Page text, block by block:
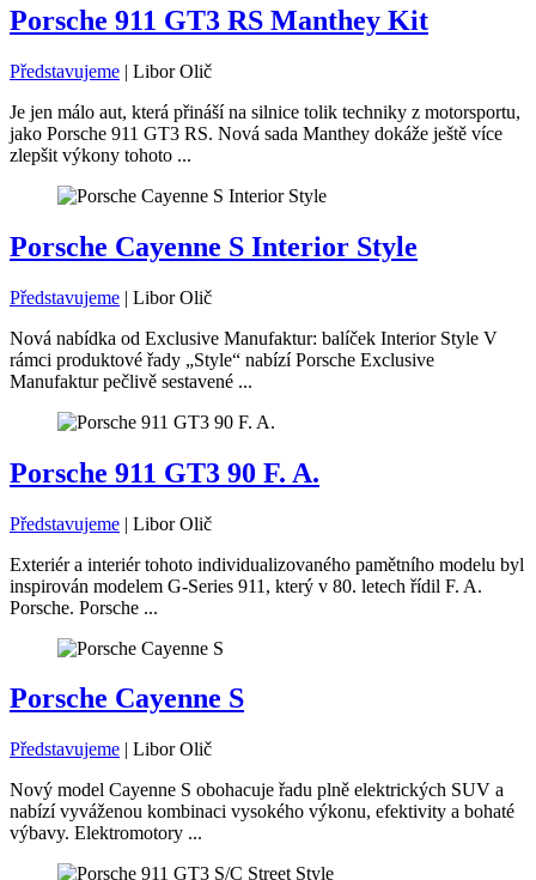
Porsche 911 GT3 RS Manthey Kit
Představujeme | Libor Olič
Je jen málo aut, která přináší na silnice tolik techniky z motorsportu,
jako Porsche 911 GT3 RS. Nová sada Manthey dokáže ještě více
zlepšit výkony tohoto ...
Porsche Cayenne S Interior Style
Představujeme | Libor Olič
Nová nabídka od Exclusive Manufaktur: balíček Interior Style V
rámci produktové řady „Style“ nabízí Porsche Exclusive
Manufaktur pečlivě sestavené ...
Porsche 911 GT3 90 F. A.
Představujeme | Libor Olič
Exteriér a interiér tohoto individualizovaného pamětního modelu byl
inspirován modelem G-Series 911, který v 80. letech řídil F. A.
Porsche. Porsche ...
Porsche Cayenne S
Představujeme | Libor Olič
Nový model Cayenne S obohacuje řadu plně elektrických SUV a
nabízí vyváženou kombinaci vysokého výkonu, efektivity a bohaté
výbavy. Elektromotory ...